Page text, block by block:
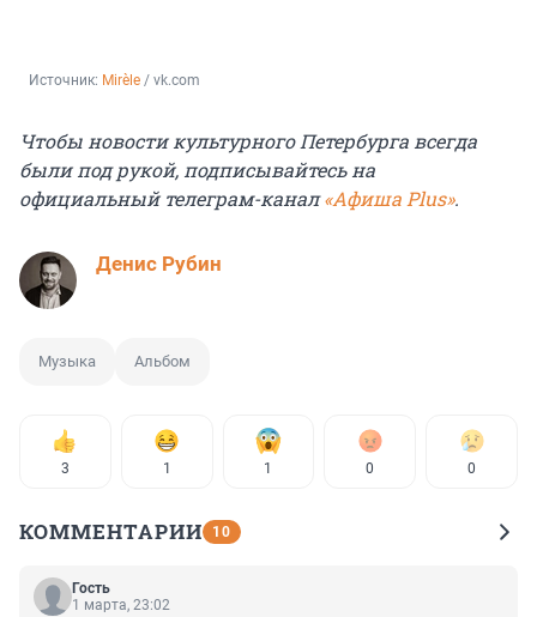
Источник: Mirèle / vk.com
Чтобы новости культурного Петербурга всегда
были под рукой, подписывайтесь на
официальный телеграм-канал«Афиша Plus».
Денис Рубин
Музыка Альбом
3 1 1 0 0
КОММЕНТАРИИ 10
Гость
1 марта, 23:02